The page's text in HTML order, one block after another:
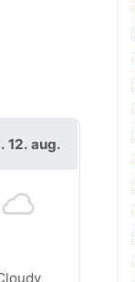
12. aug.